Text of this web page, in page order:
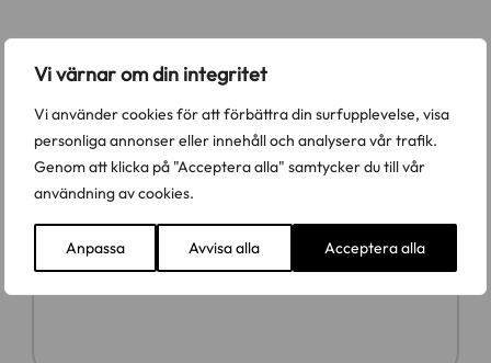
Vi värnar om din integritet
Vi använder cookies för att förbättra din surfupplevelse, visa
personliga annonser eller innehåll och analysera vår trafik.
Genom att klicka på "Acceptera alla" samtycker du till vår
användning av cookies.
Anpassa Avvisa alla Acceptera alla
Namn *
E-post *
Telefonnummer
Meddelande *